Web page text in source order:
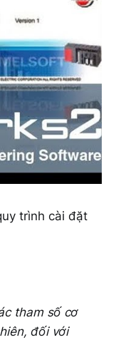
trình cài đặt
tham số cơ
đối với